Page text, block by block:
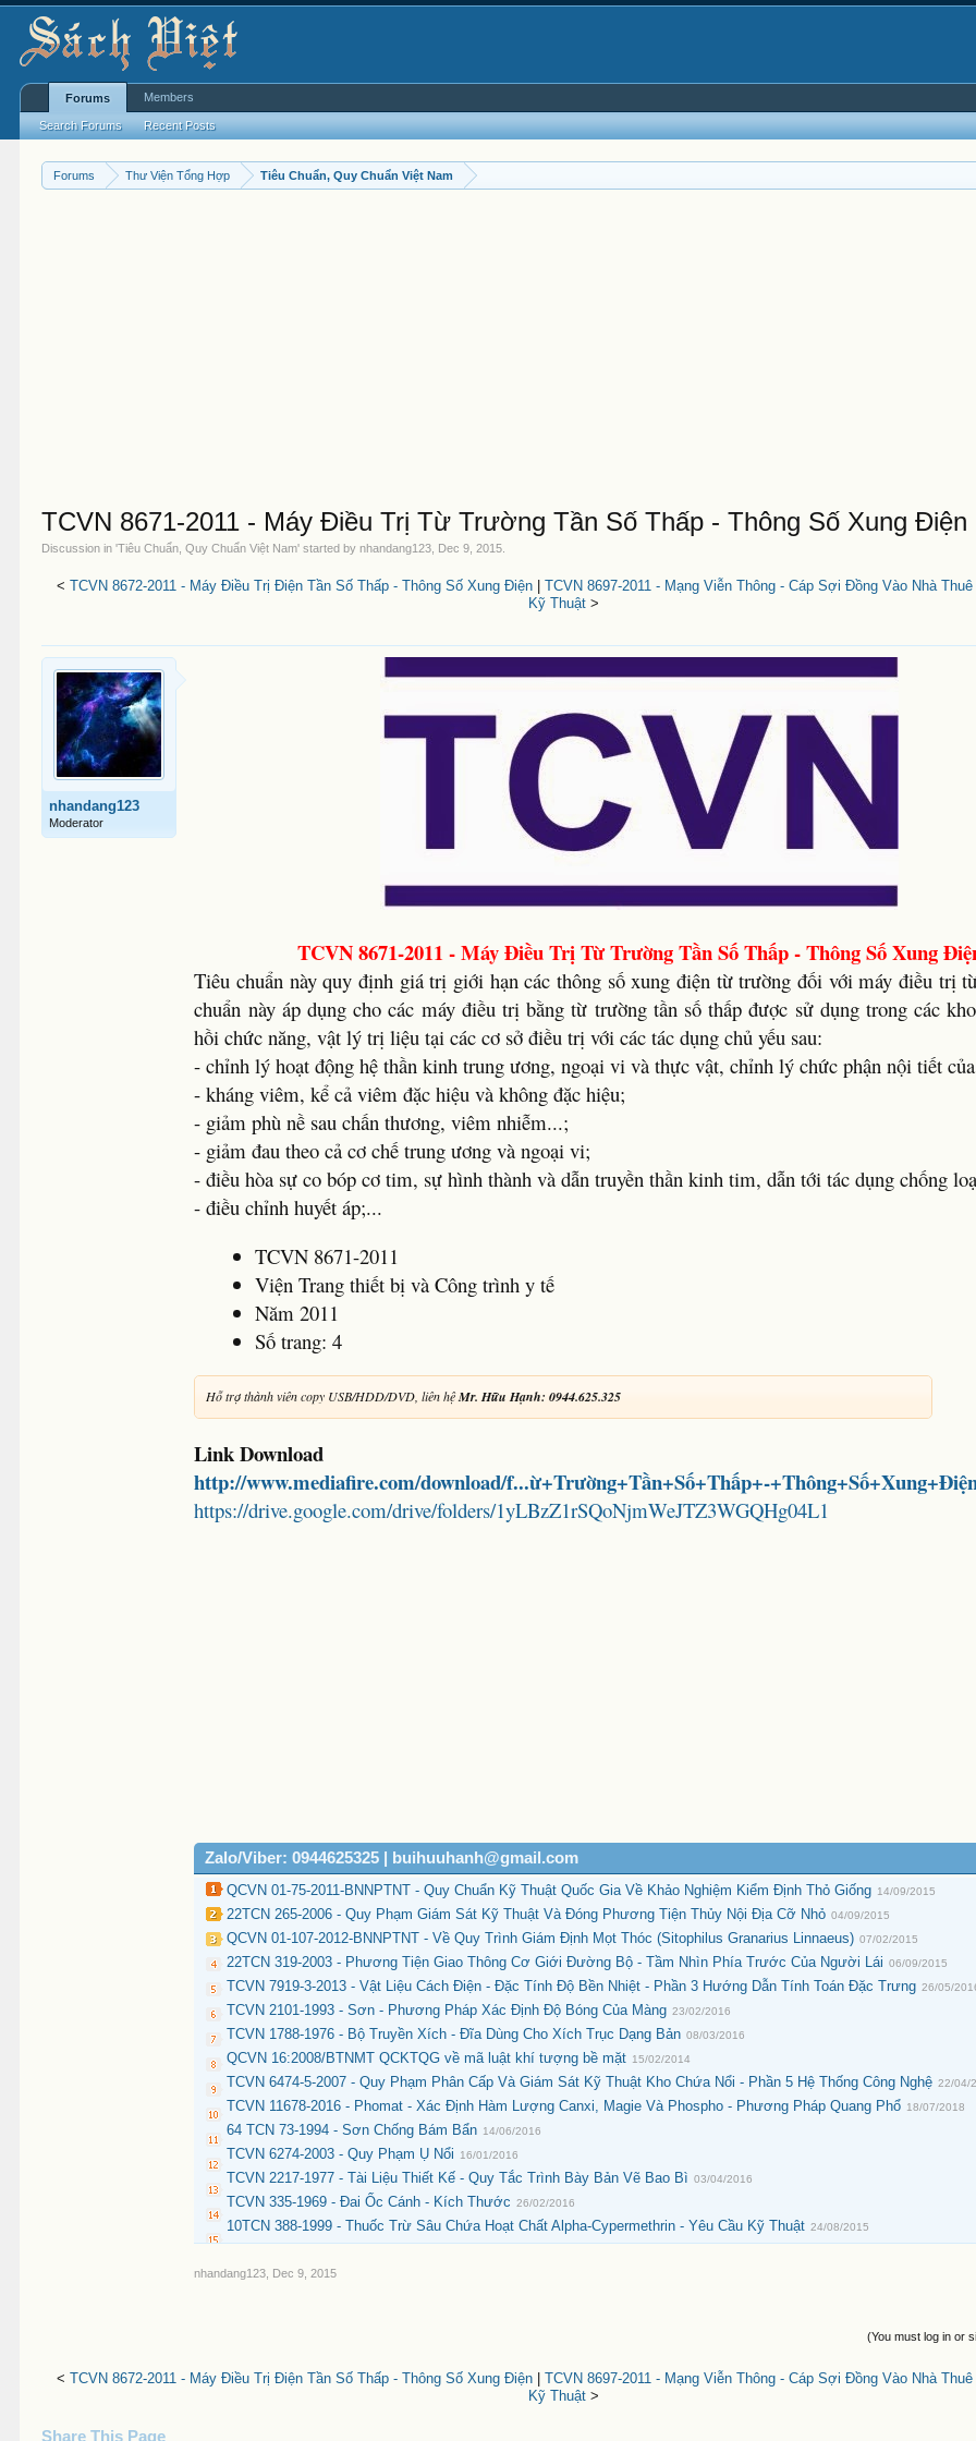
Forums Thư Viện Tổng Hợp Tiêu Chuẩn, Quy Chuẩn Việt Nam
TCVN 8671-2011 - Máy Điều Trị Từ Trường Tần Số Thấp - Thông Số Xung Điện
Discussion in 'Tiêu Chuẩn, Quy Chuẩn Việt Nam' started bynhandang123 Dec 9, 2015
< TCVN 8672-2011 - Máy Điều Trị Điện Tần Số Thấp - Thông Số Xung Điện
TCVN 8697-2011 - Mạng Viễn Thông - Cáp Sợi Đồng Vào Nhà
Kỹ Thuật>
nhandang123
Moderator
TCVN 8671-2011 - Máy Điều Trị Từ Trường Tần Số Thấp - Thông Số Xung
Tiêu chuẩn này quy định giá trị giới hạn các thông số xung điện từ trường đối với máy điều trị
chuẩn này áp dụng cho các máy điều trị bằng từ trường tần số thấp được sử dụng trong các
hồi chức năng, vật lý trị liệu tại các cơ sở điều trị với các tác dụng chủ yếu sau:
- chỉnh lý hoạt động hệ thần kinh trung ương, ngoại vi và thực vật, chỉnh lý chức phận nội tiết
- kháng viêm, kể cả viêm đặc hiệu và không đặc hiệu;
- giảm phù nề sau chấn thương, viêm nhiễm...;
- giảm đau theo cả cơ chế trung ương và ngoại vi;
- điều hòa sự co bóp cơ tim, sự hình thành và dẫn truyền thần kinh tim, dẫn tới tác dụng chống
- điều chỉnh huyết áp;...
TCVN 8671-2011
Viện Trang thiết bị và Công trình y tế
Năm 2011
Số trang: 4
Hỗ trợ thành viên copy USB/HDD/DVD, liên hệMr. Hữu Hạnh: 0944.625.325
Link Download
http://www.mediafire.com/download/f...ừ+Trường+Tần+Số+Thấp+-
https://drive.google.com/drive/folders/1yLBzZ1rSQoNjmWeJTZ3WGQHg04L1
Zalo/Viber: 0944625325 | buihuuhanh@gmail.com
QCVN 01-75-2011-BNNPTNT - Quy Chuẩn Kỹ Thuật Quốc Gia Về Khảo Nghiệm Kiểm Định Thỏ Giống 14/09/2015
22TCN 265-2006 - Quy Phạm Giám Sát Kỹ Thuật Và Đóng Phương Tiện Thủy Nội Địa Cỡ Nhỏ 04/09/2015
QCVN 01-107-2012-BNNPTNT - Về Quy Trình Giám Định Mọt Thóc (Sitophilus Granarius Linnaeus) 07/02/2015
22TCN 319-2003 - Phương Tiện Giao Thông Cơ Giới Đường Bộ - Tầm Nhìn Phía Trước Của Người Lái 06/09/2015
TCVN 7919-3-2013 - Vật Liệu Cách Điện - Đặc Tính Độ Bền Nhiệt - Phần 3 Hướng Dẫn Tính Toán Đặc Trưng 26/05/
TCVN 2101-1993 - Sơn - Phương Pháp Xác Định Độ Bóng Của Màng 23/02/2016
TCVN 1788-1976 - Bộ Truyền Xích - Đĩa Dùng Cho Xích Trục Dạng Bản 08/03/2016
QCVN 16:2008/BTNMT QCKTQG về mã luật khí tượng bề mặt 15/02/2014
TCVN 6474-5-2007 - Quy Phạm Phân Cấp Và Giám Sát Kỹ Thuật Kho Chứa Nổi - Phần 5 Hệ Thống Công Nghệ 22/04/
TCVN 11678-2016 - Phomat - Xác Định Hàm Lượng Canxi, Magie Và Phospho - Phương Pháp Quang Phổ 18/07/2018
64 TCN 73-1994 - Sơn Chống Bám Bẩn 14/06/2016
TCVN 6274-2003 - Quy Phạm Ụ Nổi 16/01/2016
TCVN 2217-1977 - Tài Liệu Thiết Kế - Quy Tắc Trình Bày Bản Vẽ Bao Bì 03/04/2016
TCVN 335-1969 - Đai Ốc Cánh - Kích Thước 26/02/2016
10TCN 388-1999 - Thuốc Trừ Sâu Chứa Hoạt Chất Alpha-Cypermethrin - Yêu Cầu Kỹ Thuật 24/08/2015
nhandang123 Dec 9, 2015
(You must log in or
< TCVN 8672-2011 - Máy Điều Trị Điện Tần Số Thấp - Thông Số Xung Điện
TCVN 8697-2011 - Mạng Viễn Thông - Cáp Sợi Đồng Vào Nhà
Kỹ Thuật>
Share This Page
Forums
Search Forums Recent Posts
Members